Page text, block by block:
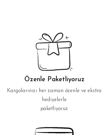
Özenle Paketliyoruz
Kargolarınızı her zaman özenle ve ekstra
hediyelerle
paketliyoruz